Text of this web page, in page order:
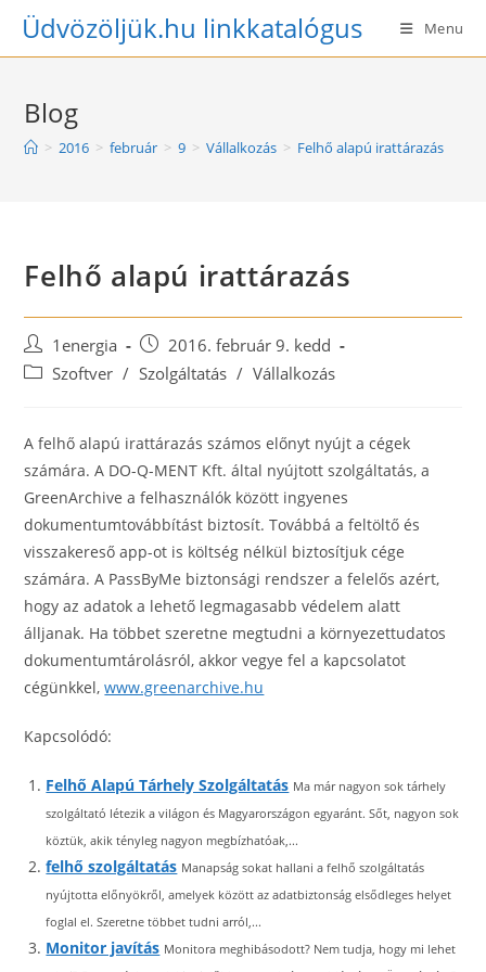
SkipÜdvözöljük.hu linkkatalógus Menu
Blog
> 2016 > február > 9 > Vállalkozás > Felhő alapú irattárazás
Felhő alapú irattárazás
Post
author:
1energia
Post
published:
2016. február 9. kedd
PostSzoftver / Szolgáltatás / Vállalkozás
A felhő alapú irattárazás számos előnyt nyújt a cégek
számára. A DO-Q-MENT Kft. által nyújtott szolgáltatás, a
GreenArchive a felhasználók között ingyenes
dokumentumtovábbítást biztosít. Továbbá a feltöltő és
visszakereső app-ot is költség nélkül biztosítjuk cége
számára. A PassByMe biztonsági rendszer a felelős azért,
hogy az adatok a lehető legmagasabb védelem alatt
álljanak. Ha többet szeretne megtudni a környezettudatos
dokumentumtárolásról, akkor vegye fel a kapcsolatot
cégünkkel,www.greenarchive.hu
Kapcsolódó:
Felhő Alapú Tárhely Szolgáltatás Ma már nagyon sok tárhely
szolgáltató létezik a világon és Magyarországon egyaránt. Sőt, nagyon sok
köztük, akik tényleg nagyon megbízhatóak,...
felhő szolgáltatás Manapság sokat hallani a felhő szolgáltatás
nyújtotta előnyökről, amelyek között az adatbiztonság elsődleges helyet
foglal el. Szeretne többet tudni arról,...
Monitor javítás Monitora meghibásodott? Nem tudja, hogy mi lehet